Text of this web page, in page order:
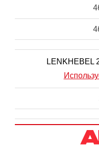
LENKHEBEL